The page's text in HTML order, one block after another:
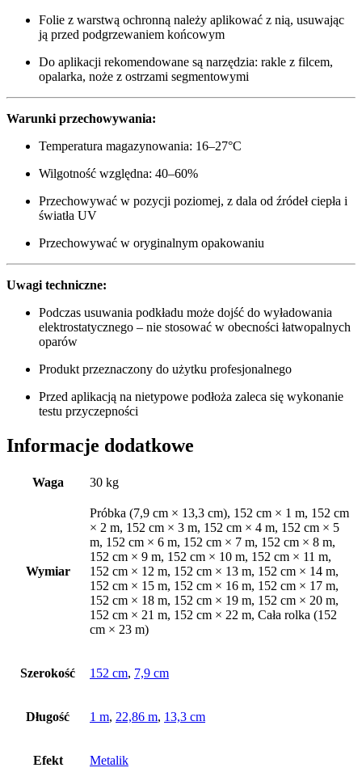
Folie z warstwą ochronną należy aplikować z nią, usuwając
ją przed podgrzewaniem końcowym
Do aplikacji rekomendowane są narzędzia: rakle z filcem,
opalarka, noże z ostrzami segmentowymi
Warunki przechowywania:
Temperatura magazynowania: 16–27°C
Wilgotność względna: 40–60%
Przechowywać w pozycji poziomej, z dala od źródeł ciepła i
światła UV
Przechowywać w oryginalnym opakowaniu
Uwagi techniczne:
Podczas usuwania podkładu może dojść do wyładowania
elektrostatycznego – nie stosować w obecności łatwopalnych
oparów
Produkt przeznaczony do użytku profesjonalnego
Przed aplikacją na nietypowe podłoża zaleca się wykonanie
testu przyczepności
Informacje dodatkowe
Waga 30 kg
Wymiar
Próbka (7,9 cm × 13,3 cm), 152 cm × 1 m, 152 cm
× 2 m, 152 cm × 3 m, 152 cm × 4 m, 152 cm × 5
m, 152 cm × 6 m, 152 cm × 7 m, 152 cm × 8 m,
152 cm × 9 m, 152 cm × 10 m, 152 cm × 11 m,
152 cm × 12 m, 152 cm × 13 m, 152 cm × 14 m,
152 cm × 15 m, 152 cm × 16 m, 152 cm × 17 m,
152 cm × 18 m, 152 cm × 19 m, 152 cm × 20 m,
152 cm × 21 m, 152 cm × 22 m, Cała rolka (152
cm × 23 m)
Szerokość 152 cm, 7,9 cm
Długość 1 m, 22,86 m, 13,3 cm
Efekt Metalik